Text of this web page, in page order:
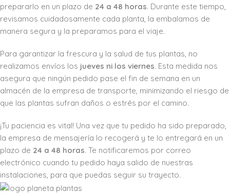
prepararlo en un plazo de 24 a 48 horas. Durante este tiempo,
revisamos cuidadosamente cada planta, la embalamos de
manera segura y la preparamos para el viaje.
Para garantizar la frescura y la salud de tus plantas, no
realizamos envíos los jueves ni los viernes. Esta medida nos
asegura que ningún pedido pase el fin de semana en un
almacén de la empresa de transporte, minimizando el riesgo de
que las plantas sufran daños o estrés por el camino.
¡Tu paciencia es vital! Una vez que tu pedido ha sido preparado,
la empresa de mensajería lo recogerá y te lo entregará en un
plazo de 24 a 48 horas. Te notificaremos por correo
electrónico cuando tu pedido haya salido de nuestras
instalaciones, para que puedas seguir su trayecto.